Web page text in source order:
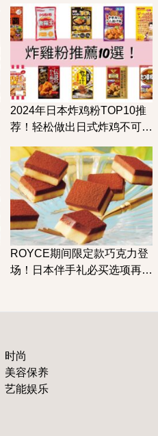
2024年日本炸鸡粉TOP10推
荐！轻松做出日式炸鸡不可或
ROYCE期间限定款巧克力登
场！日本伴手礼必买选项再
时尚
美容保养
艺能娱乐